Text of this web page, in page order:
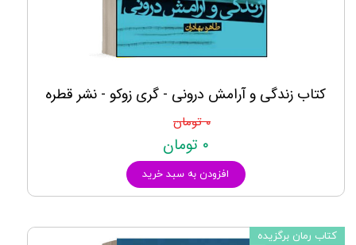
کتاب زندگی و آرامش درونی - گری زوکو - نشر قطره
۰ تومان
۰ تومان
افزودن به سبد خرید
کتاب رمان برگزیده